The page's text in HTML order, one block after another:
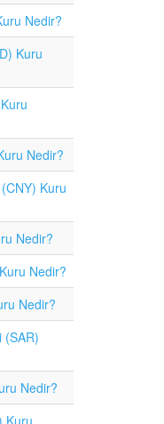
Nedir?
Kuru
Nedir?
Kuru
Nedir?
Nedir?
Nedir?
(SAR)
Nedir?
Kuru